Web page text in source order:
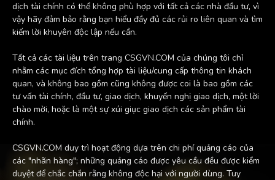
dịch tài chính có thể không phù hợp với tất cả các nhà đầu tư, vì
vậy hãy đảm bảo rằng bạn hiểu đầy đủ các rủi ro liên quan và tìm
kiếm lời khuyên độc lập nếu cần.
Tất cả các tài liệu trên trang CSGVN.COM của chúng tôi chỉ
nhằm các mục đích tổng hợp tài liệu/cung cấp thông tin khách
quan, và không bao gồm cũng không được coi là bao gồm các
tư vấn tài chính, đầu tư, giao dịch, khuyến nghị giao dịch, một lời
chào mời, hoặc là một sự xúi giục giao dịch các sản phẩm tài
chính.
CSGVN.COM duy trì hoạt động dựa trên chi phí quảng cáo của
các "nhãn hàng"; những quảng cáo được yêu cầu đều được kiểm
duyệt để chắc chắn rằng không độc hại với người dùng. Tuy